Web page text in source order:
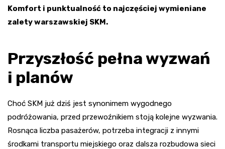
Komfort i punktualność to najczęściej wymieniane
zalety warszawskiej SKM.
Przyszłość pełna wyzwań
i planów
Choć SKM już dziś jest synonimem wygodnego
podróżowania, przed przewoźnikiem stoją kolejne wyzwania.
Rosnąca liczba pasażerów, potrzeba integracji z innymi
środkami transportu miejskiego oraz dalsza rozbudowa sieci